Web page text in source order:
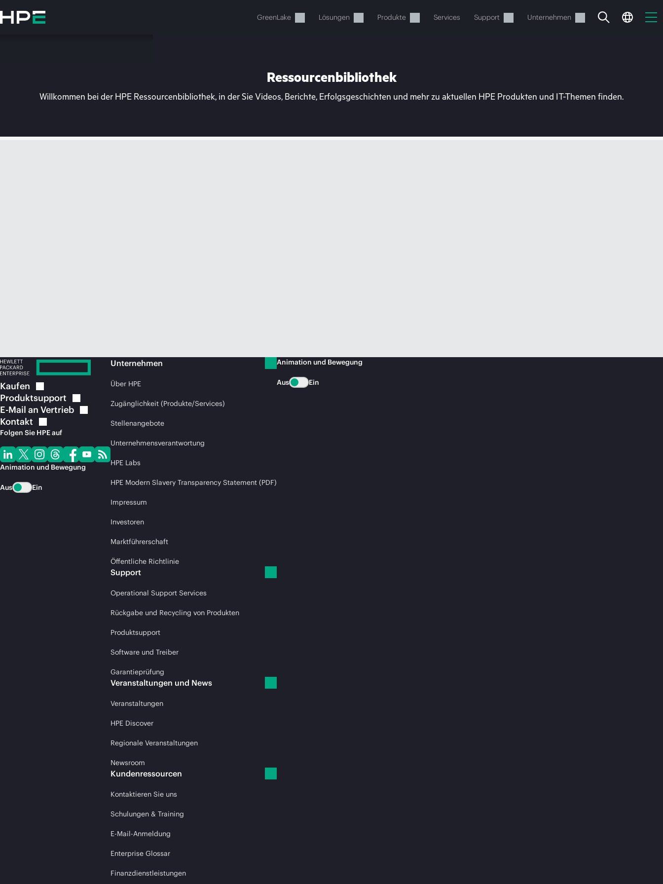
Hauptinhalt
wechseln
GreenLake Lösungen Produkte Services Support Unternehmen
Ihr Warenkorb ist aktuell leer
Ressourcenbibliothek
Willkommen bei der HPE Ressourcenbibliothek, in der Sie Videos, Berichte, Erfolgsgeschichten und mehr zu aktuellen HPE Produkten und IT-Themen finden.
Kaufen
Produktsupport
E-Mail an Vertrieb
Kontakt
Folgen Sie HPE auf
Animation und Bewegung
Aus Ein
Unternehmen
Über HPE
Zugänglichkeit (Produkte/Services)
Stellenangebote
Unternehmensverantwortung
HPE Labs
HPE Modern Slavery Transparency Statement (PDF)
Impressum
Investoren
Marktführerschaft
Öffentliche Richtlinie
Support
Operational Support Services
Rückgabe und Recycling von Produkten
Produktsupport
Software und Treiber
Garantieprüfung
Veranstaltungen und News
Veranstaltungen
HPE Discover
Regionale Veranstaltungen
Newsroom
Kundenressourcen
Kontaktieren Sie uns
Schulungen & Training
E-Mail-Anmeldung
Enterprise Glossar
Finanzdienstleistungen
Animation und Bewegung
Aus Ein